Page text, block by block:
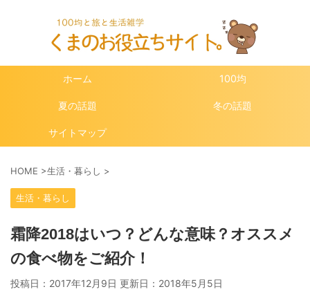
ホーム 100均
夏の話題 冬の話題
サイトマップ
HOME >生活・暮らし >
生活・暮らし
霜降2018はいつ？どんな意味？オススメ
の食べ物をご紹介！
投稿日：2017年12月9日 更新日： 2018年5月5日